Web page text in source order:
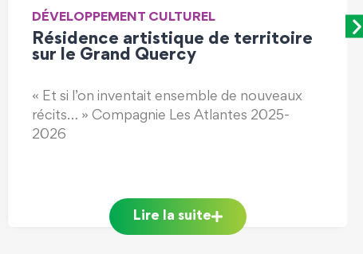
CHARTE FORESTIÈRE
Réunion d’information sur le risque
incendie à destination des élus
Un journée organisée par les Collectivité
Forestières d’Occitanie le jeudi 7 novembre
2024 à Soulomès.
Lire la suite